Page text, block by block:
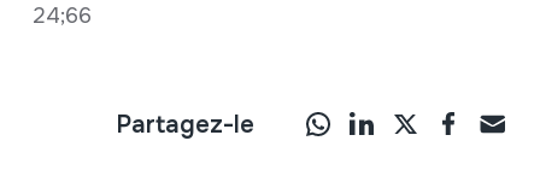
24;66
Partagez-le